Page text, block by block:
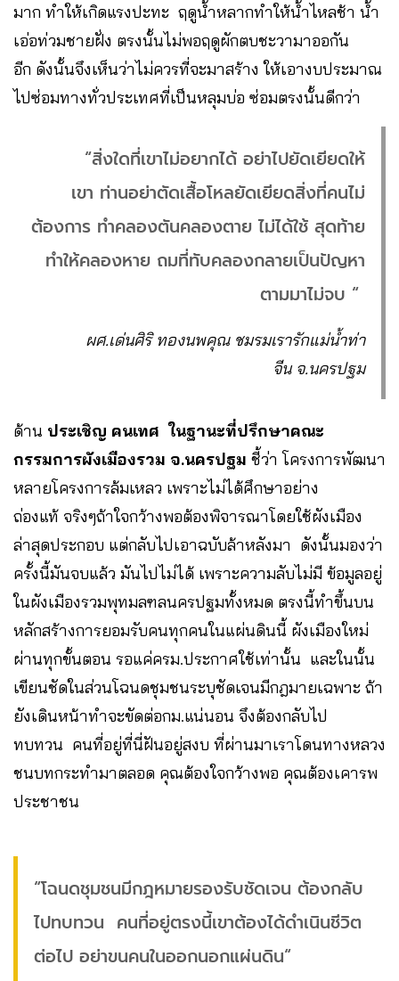
มาก ทำให้เกิดแรงปะทะ ฤดูน้ำหลากทำให้น้ำไหลช้า น้ำ
เอ่อท่วมชายฝั่ง ตรงนั้นไม่พอฤดูผักตบชะวามาออกัน
อีก ดังนั้นจึงเห็นว่าไม่ควรที่จะมาสร้าง ให้เอางบประมาณ
ไปซ่อมทางทั่วประเทศที่เป็นหลุมบ่อ ซ่อมตรงนั้นดีกว่า
“สิ่งใดที่เขาไม่อยากได้ อย่าไปยัดเยียดให้
เขา ท่านอย่าตัดเสื้อโหลยัดเยียดสิ่งที่คนไม่
ต้องการ ทำคลองตันคลองตาย ไม่ได้ใช้ สุดท้าย
ทำให้คลองหาย ถมที่ทับคลองกลายเป็นปัญหา
ตามมาไม่จบ “
ผศ.เด่นศิริ ทองนพคุณ ชมรมเรารักแม่น้ำท่า
จีน จ.นครปฐม
ด้าน ประเชิญ คนเทศ ในฐานะที่ปรึกษาคณะ
กรรมการผังเมืองรวม จ.นครปฐม ชี้ว่า โครงการพัฒนา
หลายโครงการล้มเหลว เพราะไม่ได้ศึกษาอย่าง
ถ่องแท้ จริงๆถ้าใจกว้างพอต้องพิจารณาโดยใช้ผังเมือง
ล่าสุดประกอบ แต่กลับไปเอาฉบับล้าหลังมา ดังนั้นมองว่า
ครั้งนี้มันจบแล้ว มันไปไม่ได้ เพราะความลับไม่มี ข้อมูลอยู่
ในผังเมืองรวมพุทมลฑลนครปฐมทั้งหมด ตรงนี้ทำขึ้นบน
หลักสร้างการยอมรับคนทุกคนในแผ่นดินนี้ ผังเมืองใหม่
ผ่านทุกขั้นตอน รอแค่ครม.ประกาศใช้เท่านั้น และในนั้น
เขียนชัดในส่วนโฉนดชุมชนระบุชัดเจนมีกฎมายเฉพาะ ถ้า
ยังเดินหน้าทำจะขัดต่อกม.แน่นอน จึงต้องกลับไป
ทบทวน คนที่อยู่ที่นี่ฝันอยู่สงบ ที่ผ่านมาเราโดนทางหลวง
ชนบทกระทำมาตลอด คุณต้องใจกว้างพอ คุณต้องเคารพ
ประชาชน
“โฉนดชุมชนมีกฎหมายรองรับชัดเจน ต้องกลับ
ไปทบทวน คนที่อยู่ตรงนี้เขาต้องได้ดำเนินชีวิต
ต่อไป อย่าขนคนในออกนอกแผ่นดิน“